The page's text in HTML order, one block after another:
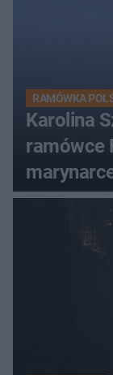
RAMÓWKA
Karolina
ramówce